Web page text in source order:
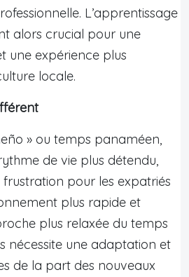
L’apprentissage
alors crucial pour une
une expérience plus
locale.
» ou temps panaméen,
de vie plus détendu,
pour les expatriés
plus rapide et
plus relaxée du temps
nécessite une adaptation et
de la part des nouveaux